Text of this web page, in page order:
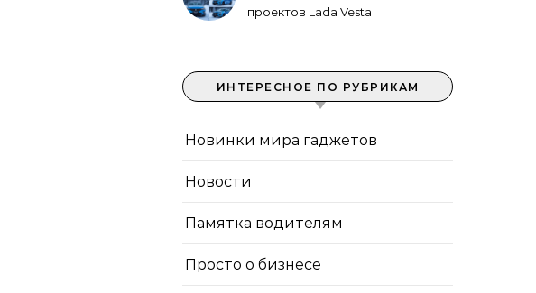
проектов Lada Vesta
ИНТЕРЕСНОЕ ПО РУБРИКАМ
Новинки мира гаджетов
Новости
Памятка водителям
Просто о бизнесе